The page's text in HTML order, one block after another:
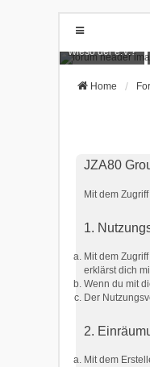
Wieso der e.V.?
Home
JZA80
Mit dem
1.
Mit dem
erklärst dich
Wenn du mit
Der
2.
Mit dem